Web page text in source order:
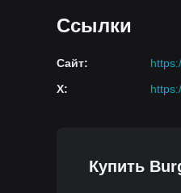
Ссылки
Сайт:
X:
Купить